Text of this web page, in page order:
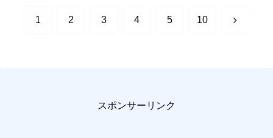
1 2 3 4 5 10 次
スポンサーリンク